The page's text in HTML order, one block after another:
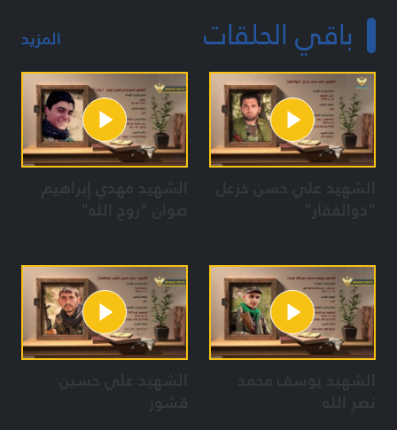
مريم فاضل / ايمان نجم / هناء قصاص / زهرة حجازي
هدى رحمي / منى نور الدين / سارة جابر / هيام رزق
هناء قصاص / سهام حيدورة
باقي الحلقات المزيد
الشهيد علي حسن خزعل
"ذوالفقار"
الشهيد مهدي إبراهيم
صوان "روح الله"
الشهيد يوسف محمد
نصر الله
الشهيد علي حسين
قشور